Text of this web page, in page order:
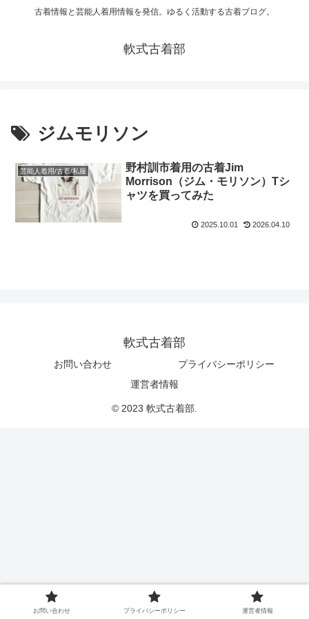
古着情報と芸能人着用情報を発信。ゆるく活動する古着ブログ。
軟式古着部
ジムモリソン
芸能人着用/古着/私服
野村訓市着用の古着Jim
Morrison（ジム・モリソン）Tシ
ャツを買ってみた
2025.10.01 2026.04.10
軟式古着部
お問い合わせ
プライバシーポリシー
運営者情報
© 2023 軟式古着部.
お問い合わせ プライバシーポリシー 運営者情報